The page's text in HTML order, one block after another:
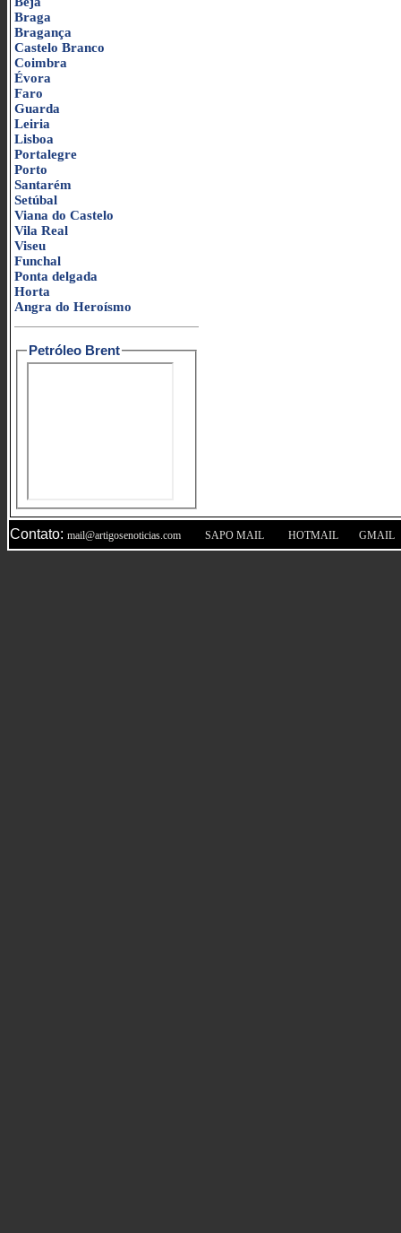
Braga
Bragança
Castelo Branco
Coimbra
Évora
Faro
Guarda
Leiria
Lisboa
Portalegre
Porto
Santarém
Setúbal
Viana do Castelo
Vila Real
Viseu
Funchal
Ponta delgada
Horta
Angra do Heroísmo
Petróleo Brent
Contato: mail@artigosenoticias.com SAPO MAIL HOTMAIL GMAIL